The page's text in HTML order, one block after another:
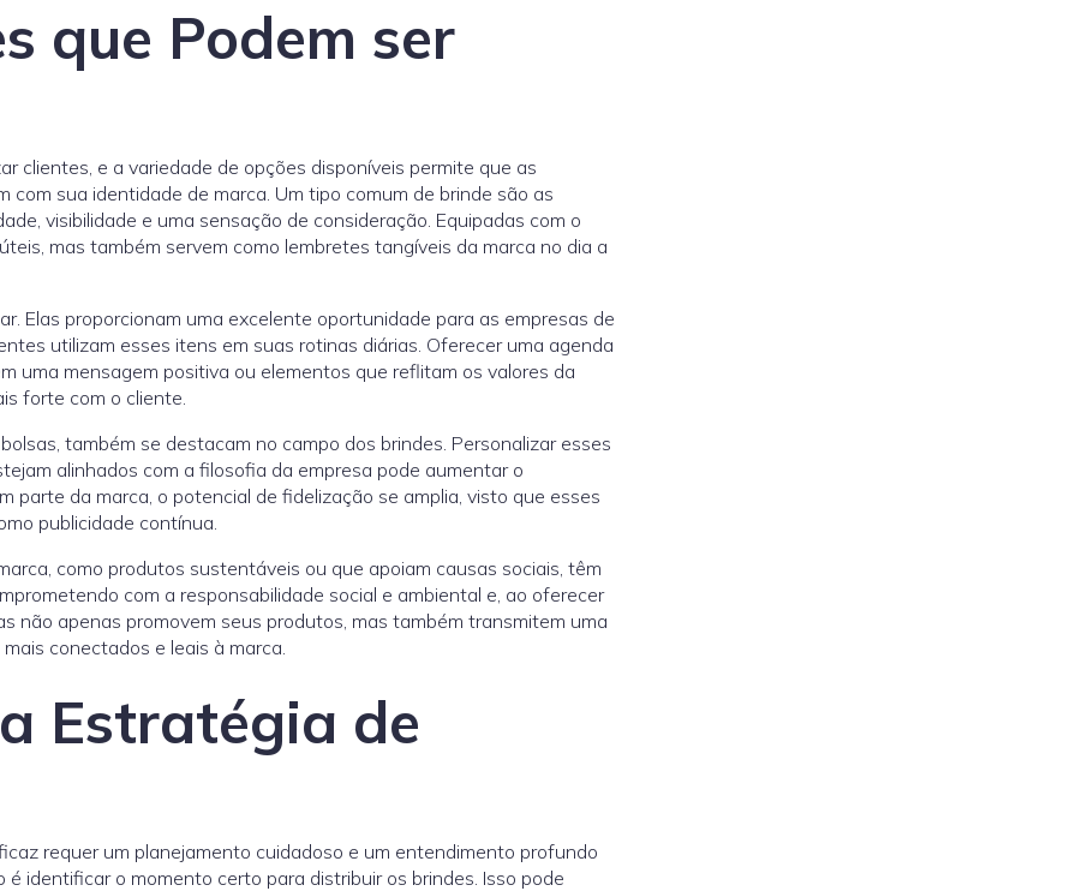
que Podem ser
clientes, e a variedade de opções disponíveis permite que as
sua identidade de marca. Um tipo comum de brinde são as
visibilidade e uma sensação de consideração. Equipadas com o
mas também servem como lembretes tangíveis da marca no dia a
Elas proporcionam uma excelente oportunidade para as empresas de
utilizam esses itens em suas rotinas diárias. Oferecer uma agenda
uma mensagem positiva ou elementos que reflitam os valores da
forte com o cliente.
também se destacam no campo dos brindes. Personalizar esses
alinhados com a filosofia da empresa pode aumentar o
parte da marca, o potencial de fidelização se amplia, visto que esses
publicidade contínua.
como produtos sustentáveis ou que apoiam causas sociais, têm
com a responsabilidade social e ambiental e, ao oferecer
não apenas promovem seus produtos, mas também transmitem uma
conectados e leais à marca.
Estratégia de
requer um planejamento cuidadoso e um entendimento profundo
identificar o momento certo para distribuir os brindes. Isso pode